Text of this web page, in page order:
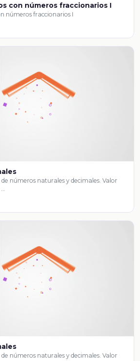
con números fraccionarios I
números fraccionarios I
números naturales y decimales. Valor
…
números naturales y decimales. Valor